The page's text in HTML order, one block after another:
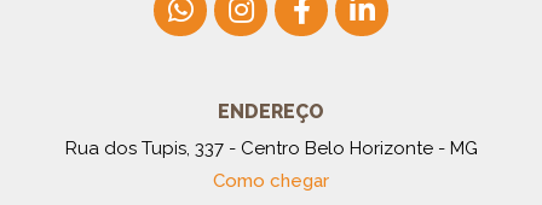
ENDEREÇO
Rua dos Tupis, 337 - Centro Belo Horizonte - MG
Como chegar